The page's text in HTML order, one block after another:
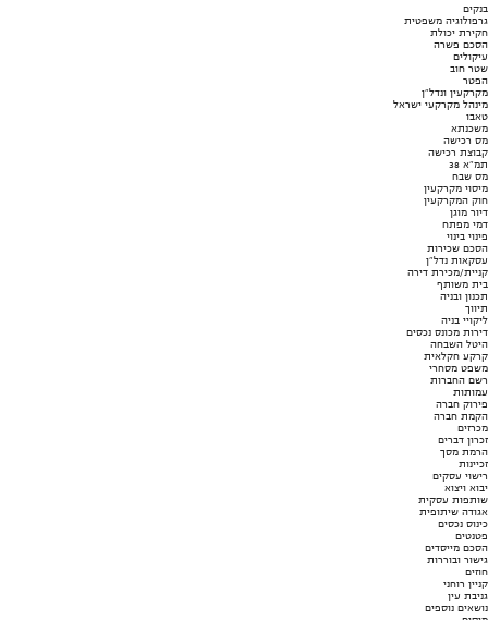
בנקים
גרפולוגיה משפטית
חקירת יכולת
הסכם פשרה
עיקולים
שטר חוב
הפטר
מקרקעין ונדל"ן
מינהל מקרקעי ישראל
טאבו
משכנתא
מס רכישה
קבוצת רכישה
תמ"א 38
מס שבח
מיסוי מקרקעין
חוק המקרקעין
דיור מוגן
דמי מפתח
פינוי בינוי
הסכם שכירות
עסקאות נדל"ן
קניית/מכירת דירה
בית משותף
תכנון ובניה
תיווך
ליקויי בניה
דירות מכונס נכסים
היטל השבחה
קרקע חקלאית
משפט מסחרי
רשם החברות
עמותות
פירוק חברה
הקמת חברה
מכרזים
זכרון דברים
הרמת מסך
זכיינות
רישוי עסקים
יבוא ויצוא
שותפות עסקית
אגודה שיתופית
כינוס נכסים
פטנטים
הסכם מייסדים
גישור ובוררות
חוזים
קניין רוחני
גניבת עין
נושאים נוספים